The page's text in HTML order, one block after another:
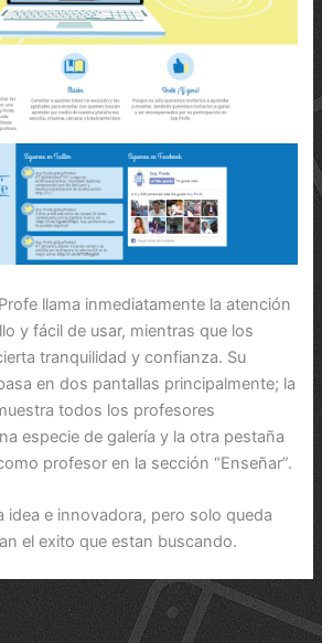
llama inmediatamente la atención
y fácil de usar, mientras que los
tranquilidad y confianza. Su
en dos pantallas principalmente; la
todos los profesores
especie de galería y la otra pestaña
profesor en la sección “Enseñar”.
idea e innovadora, pero solo queda
el exito que estan buscando.